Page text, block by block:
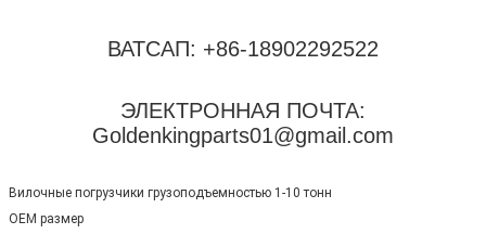
ВАТСАП: +86-18902292522
ЭЛЕКТРОННАЯ ПОЧТА:
Goldenkingparts01@gmail.com
Вилочные погрузчики грузоподъемностью 1-10 тонн
ОЕМ размер